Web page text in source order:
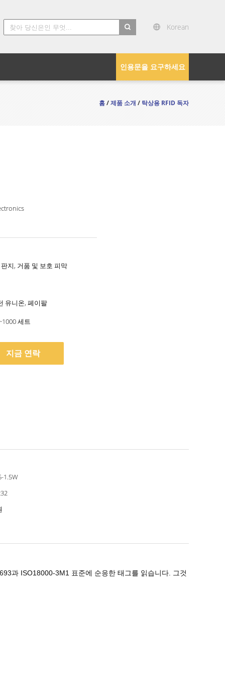
Korean
인용문을 요구하세요
홈/제품 소개/탁상용 RFID 독자
지, 거품 및 보호 피막
유니온, 페이팔
세트
지금 연락
1.5W
과 ISO18000-3M1 표준에 순응한 태그를 읽습니다. 그것